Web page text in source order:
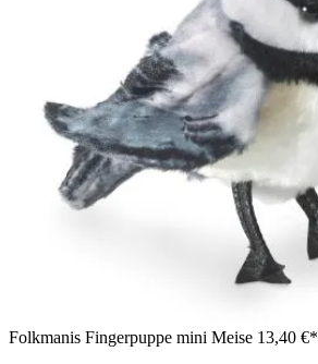
Folkmanis Fingerpuppe mini Meise 13,40 €*